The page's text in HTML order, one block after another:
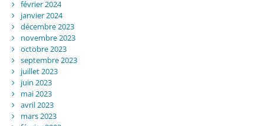
février 2024
janvier 2024
décembre 2023
novembre 2023
octobre 2023
septembre 2023
juillet 2023
juin 2023
mai 2023
avril 2023
mars 2023